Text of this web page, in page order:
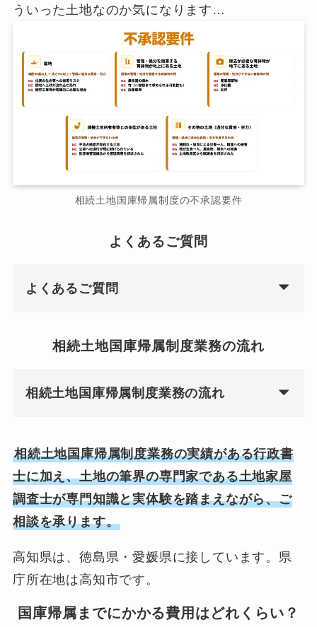
ういった土地なのか気になります…
相続土地国庫帰属制度の不承認要件
よくあるご質問
よくあるご質問
相続土地国庫帰属制度業務の流れ
相続土地国庫帰属制度業務の流れ
相続土地国庫帰属制度業務の実績がある行政書
士に加え、土地の筆界の専門家である土地家屋
調査士が専門知識と実体験を踏まえながら、ご
相談を承ります。
高知県は、徳島県・愛媛県に接しています。県
庁所在地は高知市です。
国庫帰属までにかかる費用はどれくらい？